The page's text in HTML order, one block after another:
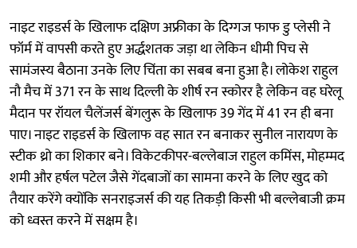
नाइट राइडर्स के खिलाफ दक्षिण अफ्रीका के दिग्गज फाफ डु प्लेसी ने
फॉर्म में वापसी करते हुए अर्द्धशतक जड़ा था लेकिन धीमी पिच से
सामंजस्य बैठाना उनके लिए चिंता का सबब बना हुआ है। लोकेश राहुल
नौ मैच में 371 रन के साथ दिल्ली के शीर्ष रन स्कोरर है लेकिन वह घरेलू
मैदान पर रॉयल चैलेंजर्स बेंगलुरू के खिलाफ 39 गेंद में 41 रन ही बना
पाए। नाइट राइडर्स के खिलाफ वह सात रन बनाकर सुनील नारायण के
स्टीक थ्रो का शिकार बने। विकेटकीपर-बल्लेबाज राहुल कमिंस, मोहम्मद
शमी और हर्षल पटेल जैसे गेंदबाजों का सामना करने के लिए खुद को
तैयार करेंगे क्योंकि सनराइजर्स की यह तिकड़ी किसी भी बल्लेबाजी क्रम
को ध्वस्त करने में सक्षम है।